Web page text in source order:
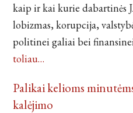
kaip ir kai kurie dabartinės
lobizmas, korupcija,
politinei galiai bei
toliau…
Palikai kelioms
kalėjimo